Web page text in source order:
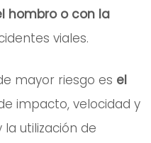
hombro o con la
viales.
mayor riesgo es el
impacto, velocidad y
utilización de